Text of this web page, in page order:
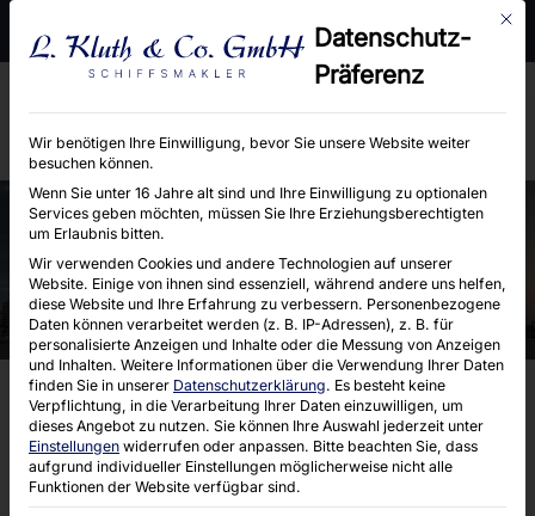
E-Mail : info@kluth-hamburg.de
FOLIO 16133
Mit
Datenschutz-
Präferenz
Wir benötigen Ihre Einwilligung, bevor Sie unsere Website weiter
besuchen können.
Wenn Sie unter 16 Jahre alt sind und Ihre Einwilligung zu optionalen
Services geben möchten, müssen Sie Ihre Erziehungsberechtigten
um Erlaubnis bitten.
Wir verwenden Cookies und andere Technologien auf unserer
Website. Einige von ihnen sind essenziell, während andere uns helfen,
diese Website und Ihre Erfahrung zu verbessern. Personenbezogene
Daten können verarbeitet werden (z. B. IP-Adressen), z. B. für
personalisierte Anzeigen und Inhalte oder die Messung von Anzeigen
und Inhalten. Weitere Informationen über die Verwendung Ihrer Daten
finden Sie in unserer Datenschutzerklärung. Es besteht keine
Verpflichtung, in die Verarbeitung Ihrer Daten einzuwilligen, um
dieses Angebot zu nutzen. Sie können Ihre Auswahl jederzeit unter
Einstellungen widerrufen oder anpassen. Bitte beachten Sie, dass
aufgrund individueller Einstellungen möglicherweise nicht alle
Funktionen der Website verfügbar sind.